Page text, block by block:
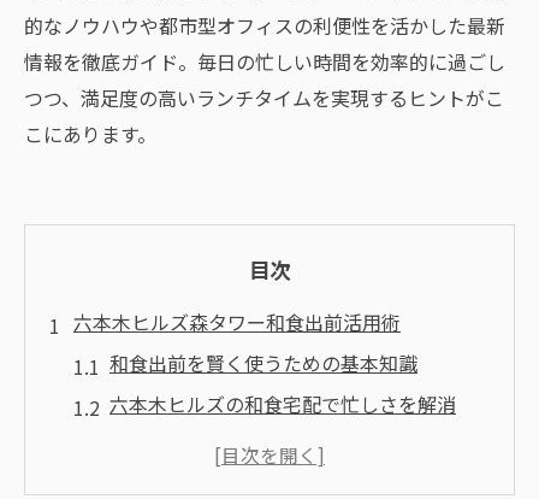
的なノウハウや都市型オフィスの利便性を活かした最新
情報を徹底ガイド。毎日の忙しい時間を効率的に過ごし
つつ、満足度の高いランチタイムを実現するヒントがこ
こにあります。
目次
六本木ヒルズ森タワー和食出前活用術
和食出前を賢く使うための基本知識
六本木ヒルズの和食宅配で忙しさを解消
和食出前が森タワーで選ばれる理由とは